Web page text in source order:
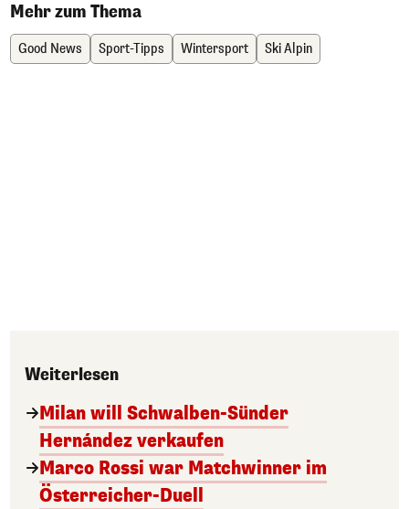
Mehr zum Thema
Good News Sport-Tipps Wintersport Ski Alpin
Weiterlesen
Milan will Schwalben-Sünder
Hernández verkaufen
Marco Rossi war Matchwinner im
Österreicher-Duell